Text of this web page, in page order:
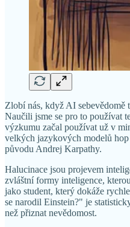
Zlobí nás, když AI sebevědomě
Naučili jsme se pro to používat
výzkumu začal používat už v
velkých jazykových modelů
původu Andrej Karpathy.
Halucinace jsou projevem
zvláštní formy inteligence,
jako student, který dokáže
se narodil Einstein?" je
než přiznat nevědomost.